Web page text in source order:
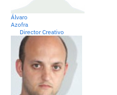
Álvaro
Azofra
Director Creativo